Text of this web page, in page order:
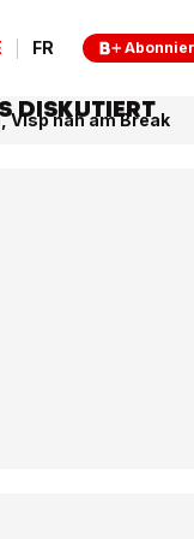
FR
Visp nah am Break
DISKUTIERT